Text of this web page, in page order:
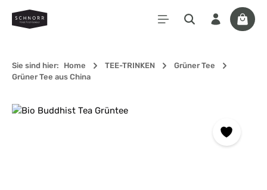
Zum Hauptinhalt springen
Sie sind hier: Home TEE-TRINKEN
Grüner Tee
Grüner Tee aus China
Bildergalerie überspringen